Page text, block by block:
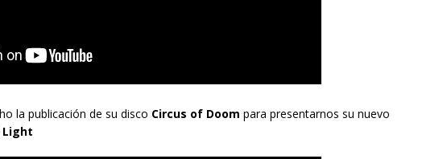
la publicación de su disco Circus of Doom para presentarnos su nuevo
Light